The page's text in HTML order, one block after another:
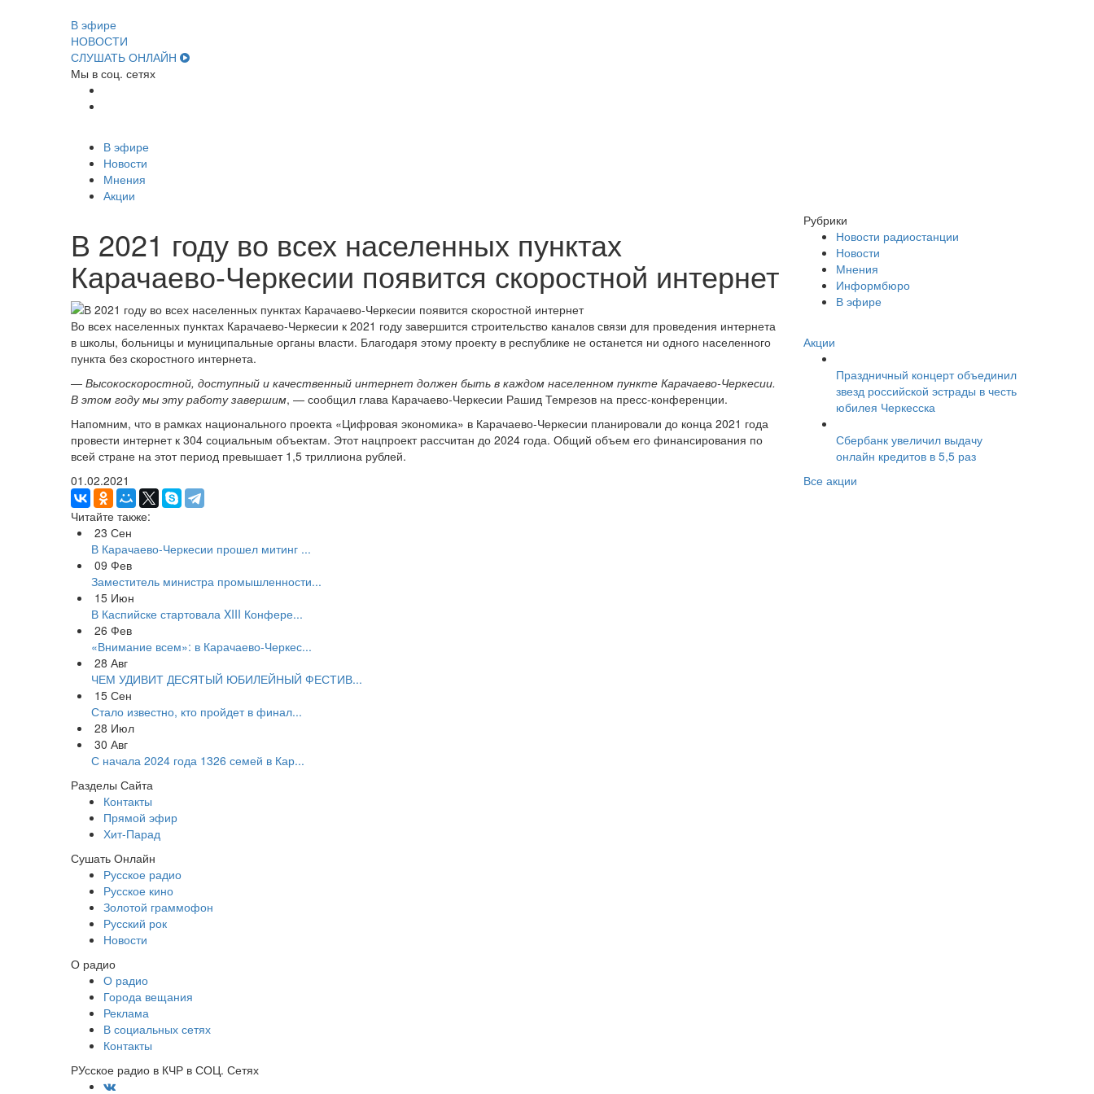
В эфире
НОВОСТИ
СЛУШАТЬ ОНЛАЙН
Мы в соц. сетях
В эфире
Новости
Мнения
Акции
В 2021 году во всех населенных пунктах
Карачаево-Черкесии появится скоростной интернет
Во всех населенных пунктах Карачаево-Черкесии к 2021 году завершится строительство каналов связи для проведения интернета
в школы, больницы и муниципальные органы власти. Благодаря этому проекту в республике не останется ни одного населенного
пункта без скоростного интернета.
— Высокоскоростной, доступный и качественный интернет должен быть в каждом населенном пункте Карачаево-Черкесии.
В этом году мы эту работу завершим, — сообщил глава Карачаево-Черкесии Рашид Темрезов на пресс-конференции.
Напомним, что в рамках национального проекта «Цифровая экономика» в Карачаево-Черкесии планировали до конца 2021 года
провести интернет к 304 социальным объектам. Этот нацпроект рассчитан до 2024 года. Общий объем его финансирования по
всей стране на этот период превышает 1,5 триллиона рублей.
01.02.2021
Читайте также:
23 Сен
В Карачаево-Черкесии прошел митинг ...
09 Фев
Заместитель министра промышленности...
15 Июн
В Каспийске стартовала XIII Конфере...
26 Фев
«Внимание всем»: в Карачаево-Черкес...
28 Авг
ЧЕМ УДИВИТ ДЕСЯТЫЙ ЮБИЛЕЙНЫЙ ФЕСТИВ...
15 Сен
Стало известно, кто пройдет в финал...
28 Июл
30 Авг
С начала 2024 года 1326 семей в Кар...
Рубрики
Новости радиостанции
Новости
Мнения
Информбюро
В эфире
Акции
Праздничный концерт объединил
звезд российской эстрады в честь
юбилея Черкесска
Сбербанк увеличил выдачу
онлайн кредитов в 5,5 раз
Все акции
Разделы Сайта
Контакты
Прямой эфир
Хит-Парад
Сушать Онлайн
Русское радио
Русское кино
Золотой граммофон
Русский рок
Новости
О радио
О радио
Города вещания
Реклама
В социальных сетях
Контакты
РУсское радио в КЧР в СОЦ. Сетях